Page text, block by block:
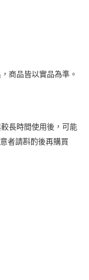
商品皆以實品為準。
長時間使用後，可能
者請斟酌後再購買